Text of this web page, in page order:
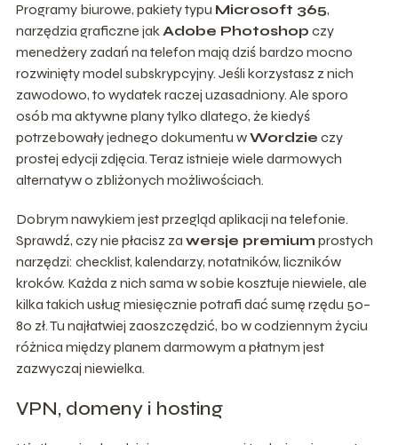
Programy biurowe, pakiety typu Microsoft 365,
narzędzia graficzne jakAdobe Photoshop czy
menedżery zadań na telefon mają dziś bardzo mocno
rozwinięty model subskrypcyjny. Jeśli korzystasz z nich
zawodowo, to wydatek raczej uzasadniony. Ale sporo
osób ma aktywne plany tylko dlatego, że kiedyś
potrzebowały jednego dokumentu wWordzie czy
prostej edycji zdjęcia. Teraz istnieje wiele darmowych
alternatyw o zbliżonych możliwościach.
Dobrym nawykiem jest przegląd aplikacji na telefonie.
Sprawdź, czy nie płacisz za wersje premium prostych
narzędzi: checklist, kalendarzy, notatników, liczników
kroków. Każda z nich sama w sobie kosztuje niewiele, ale
kilka takich usług miesięcznie potrafi dać sumę rzędu 50–
80 zł. Tu najłatwiej zaoszczędzić, bo w codziennym życiu
różnica między planem darmowym a płatnym jest
zazwyczaj niewielka.
VPN, domeny i hosting